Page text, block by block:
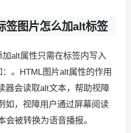
签图片怎么加alt标签
alt属性只需在标签内写入
。HTML图片alt属性的作用
器会读取alt文本，帮助视障
如，视障用户通过屏幕阅读
被转换为语音播报。